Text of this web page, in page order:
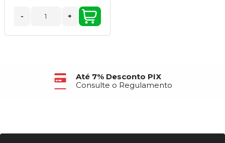
- +
Até 7% Desconto PIX
Consulte o Regulamento